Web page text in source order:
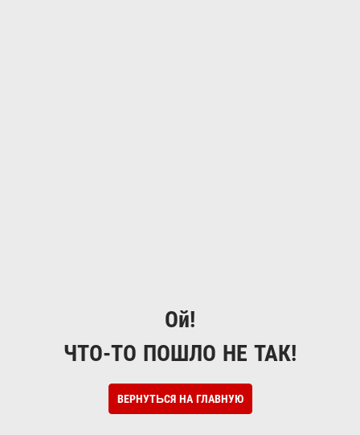
Ой!
ЧТО-ТО ПОШЛО НЕ ТАК!
ВЕРНУТЬСЯ НА ГЛАВНУЮ